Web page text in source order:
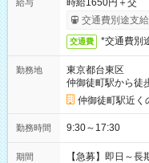
給与
時給1650円＋交
交通費別途支
交通費 *交通費別
勤務地
東京都台東区
仲御徒町駅から徒
仲御徒町駅近く
勤務時間 9:30～17:30
期間 【急募】即日～長